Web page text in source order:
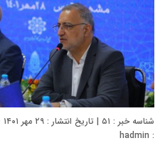
شناسه خبر : ۵۱ | تاریخ انتشار : ۲۹ مهر ۱۴۰۱ - ۱۶:۲۳ | تعداد دیدگاه :
:
hadmin